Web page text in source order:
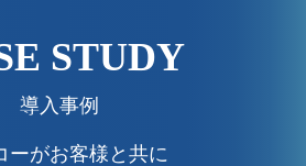
STUDY
導入事例
ーがお客様と共に